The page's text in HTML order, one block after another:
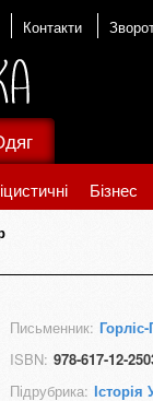
Контакти
Бізнес
Письменник:
ISBN: 978-617-12-
Підрубрика: Історія